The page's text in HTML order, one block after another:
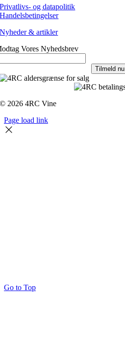
Privatlivs- og datapolitik
Handelsbetingelser
Nyheder & artikler
Vores Nyhedsbrev
Tilmeld nu
© 2026 4RC Vine
Page load link
Go to Top